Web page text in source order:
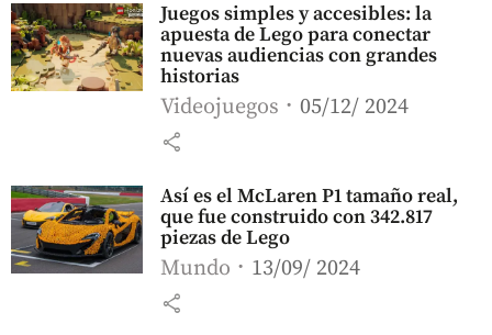
Juegos simples y accesibles: la
apuesta de Lego para conectar
nuevas audiencias con grandes
historias
Videojuegos 05/12/ 2024
share
Así es el McLaren P1 tamaño real,
que fue construido con 342.817
piezas de Lego
Mundo 13/09/ 2024
share